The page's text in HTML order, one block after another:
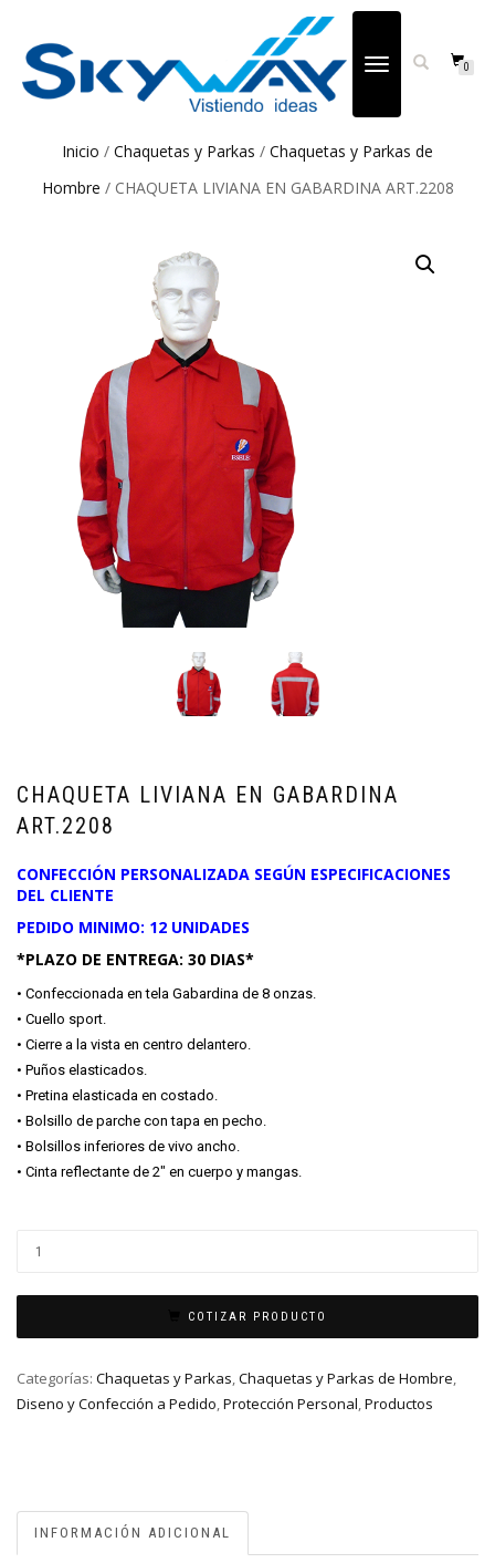
CAMBIAR
0
Inicio / Chaquetas y Parkas / Chaquetas y Parkas de
Hombre / CHAQUETA LIVIANA EN GABARDINA ART.2208
CHAQUETA LIVIANA EN GABARDINA
ART.2208
CONFECCIÓN PERSONALIZADA SEGÚN ESPECIFICACIONES
DEL CLIENTE
PEDIDO MINIMO: 12 UNIDADES
*PLAZO DE ENTREGA: 30 DIAS*
• Confeccionada en tela Gabardina de 8 onzas.
• Cuello sport.
• Cierre a la vista en centro delantero.
• Puños elasticados.
• Pretina elasticada en costado.
• Bolsillo de parche con tapa en pecho.
• Bolsillos inferiores de vivo ancho.
• Cinta reflectante de 2″ en cuerpo y mangas.
COTIZAR PRODUCTO
Categorías: Chaquetas y Parkas,Chaquetas y Parkas de Hombre,
Diseno y Confección a Pedido,Protección Personal,Productos
INFORMACIÓN ADICIONAL